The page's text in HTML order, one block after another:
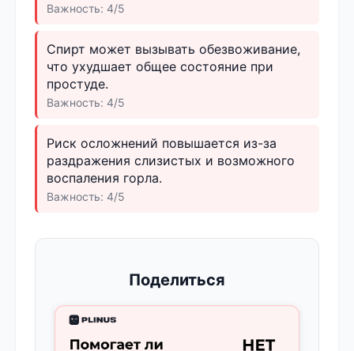
Важность: 4/5
Спирт может вызывать обезвоживание,
что ухудшает общее состояние при
простуде.
Важность: 4/5
Риск осложнений повышается из-за
раздражения слизистых и возможного
воспаления горла.
Важность: 4/5
Поделиться